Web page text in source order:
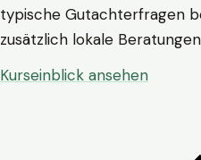
typische Gutachterfragen
zusätzlich lokale
Kurseinblick ansehen